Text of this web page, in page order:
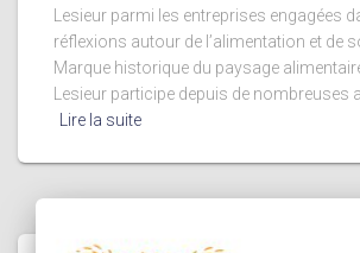
Lesieur parmi les entreprises engagées
réflexions autour de l’alimentation et de
Marque historique du paysage
Lesieur participe depuis de nombreuses
Lire la suite